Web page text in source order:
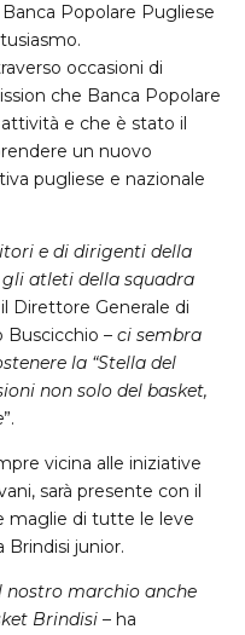
Popolare Pugliese
occasioni di
che Banca Popolare
e che è stato il
un nuovo
pugliese e nazionale
e di dirigenti della
gli atleti della squadra
Direttore Generale di
Buscicchio – ci sembra
la “Stella del
non solo del basket,
”.
vicina alle iniziative
sarà presente con il
maglie di tutte le leve
Brindisi junior.
marchio anche
Brindisi – ha